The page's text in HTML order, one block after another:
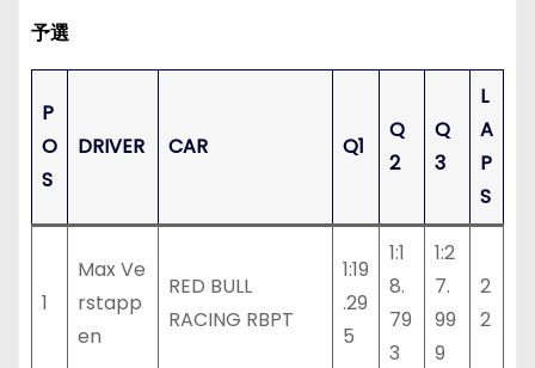
予選
P
O
S
DRIVER CAR Q1
Q
2
Q
3
L
A
P
S
1
Max Ve
rstapp
en
RED BULL
RACING RBPT
1:19
.29
5
1:1
8.
79
3
1:2
7.
99
9
2
2